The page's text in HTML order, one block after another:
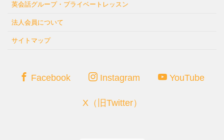
英会話グループ・プライベートレッスン
法人会員について
サイトマップ
Facebook Instagram YouTube
X（旧Twitter）